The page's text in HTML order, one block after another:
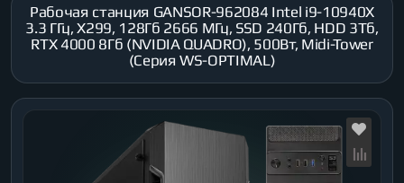
Рабочая станция GANSOR-962084 Intel i9-10940X
3.3 ГГц, X299, 128Гб 2666 МГц, SSD 240Гб, HDD 3Тб,
RTX 4000 8Гб (NVIDIA QUADRO), 500Вт, Midi-Tower
(Серия WS-OPTIMAL)